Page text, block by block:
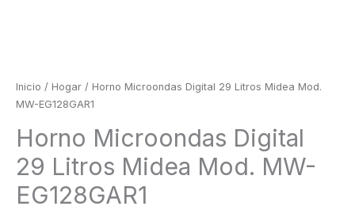
Inicio / Hogar / Horno Microondas Digital 29 Litros Midea Mod.
MW-EG128GAR1
Horno Microondas Digital
29 Litros Midea Mod. MW-
EG128GAR1